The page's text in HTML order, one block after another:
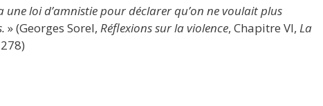
une loi d’amnistie pour déclarer qu’on ne voulait plus
» (Georges Sorel, Réflexions sur la violence, Chapitre VI, La